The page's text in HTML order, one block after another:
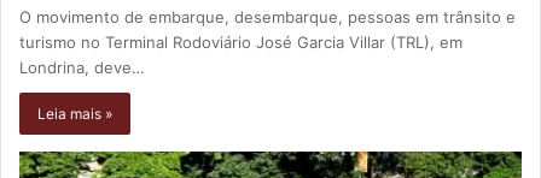
O movimento de embarque, desembarque, pessoas em trânsito e
turismo no Terminal Rodoviário José Garcia Villar (TRL), em
Londrina, deve…
Leia mais »